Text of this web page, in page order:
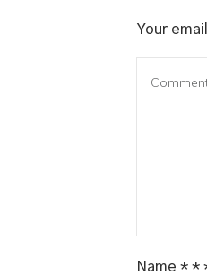
Your
Name * *